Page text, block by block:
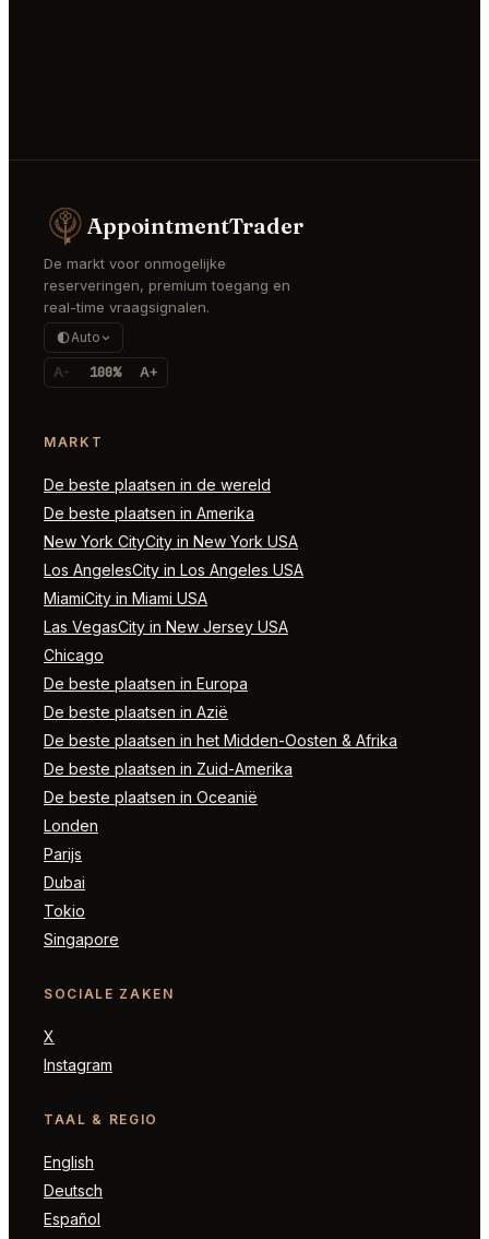
AppointmentTrader
De markt voor onmogelijke
reserveringen, premium toegang en
real-time vraagsignalen.
Auto
A- 100% A+
MARKT
De beste plaatsen in de wereld
De beste plaatsen in Amerika
New York CityCity in New York USA
Los AngelesCity in Los Angeles USA
MiamiCity in Miami USA
Las VegasCity in New Jersey USA
Chicago
De beste plaatsen in Europa
De beste plaatsen in Azië
De beste plaatsen in het Midden-Oosten & Afrika
De beste plaatsen in Zuid-Amerika
De beste plaatsen in Oceanië
Londen
Parijs
Dubai
Tokio
Singapore
SOCIALE ZAKEN
X
Instagram
TAAL & REGIO
English
Deutsch
Español